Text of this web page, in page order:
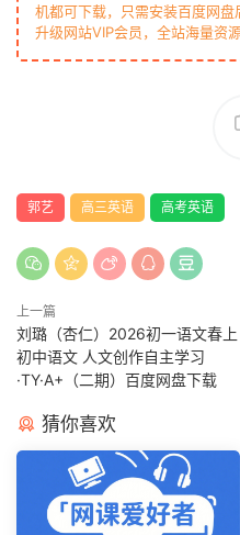
机都可下载，只需安装百度网盘
升级网站VIP会员，全站海量资
郭艺 高三英语 高考英语
上一篇
刘璐（杏仁）2026初一语文春上
初中语文 人文创作自主学习
·TY·A+（二期）百度网盘下载
猜你喜欢